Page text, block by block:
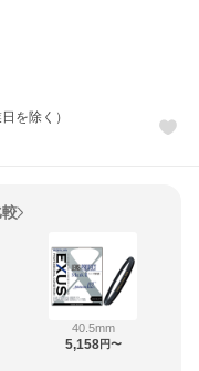
を除く）
40.5mm
5,158円〜